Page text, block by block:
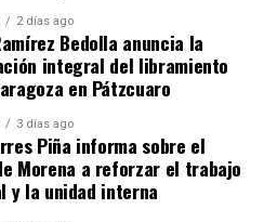
2 días ago
Bedolla anuncia la
integral del libramiento
en Pátzcuaro
3 días ago
Piña informa sobre el
Morena a reforzar el trabajo
la unidad interna